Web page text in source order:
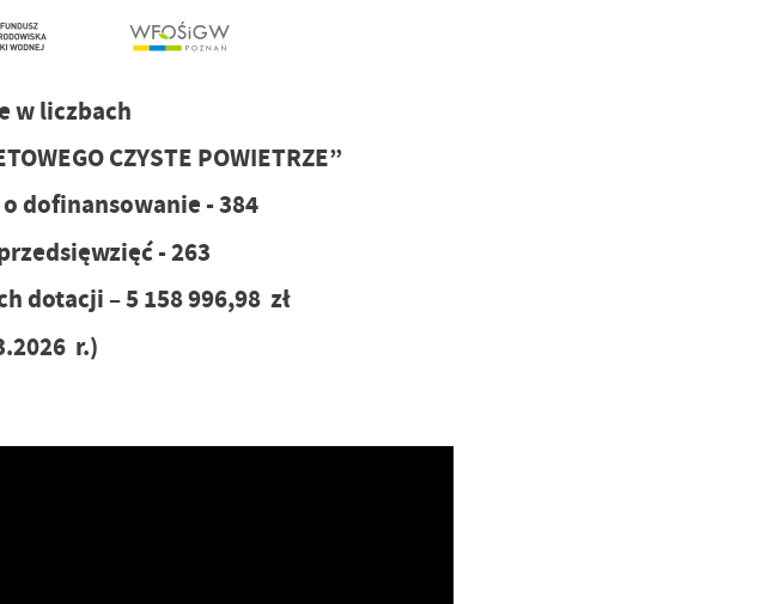
w liczbach
CZYSTE POWIETRZE”
dofinansowanie - 384
- 263
dotacji – 5 158 996,98 zł
r.)